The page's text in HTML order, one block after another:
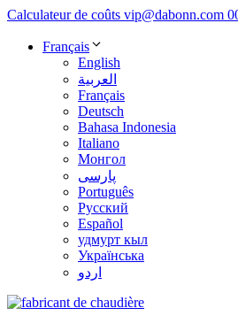
Calculateur de coûts vip@dabonn.com
Français
English
العربية
Français
Deutsch
Bahasa Indonesia
Italiano
Монгол
پارسی
Português
Русский
Español
удмурт кыл
Українська
اردو